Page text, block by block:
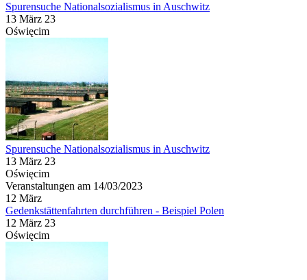
Spurensuche Nationalsozialismus in Auschwitz
13 März 23
Oświęcim
Spurensuche Nationalsozialismus in Auschwitz
13 März 23
Oświęcim
Veranstaltungen am 14/03/2023
12 März
Gedenkstättenfahrten durchführen - Beispiel Polen
12 März 23
Oświęcim